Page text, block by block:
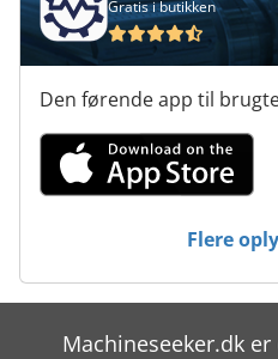
Gratis i butikken
Den førende app til
Flere
Machineseeker.dk